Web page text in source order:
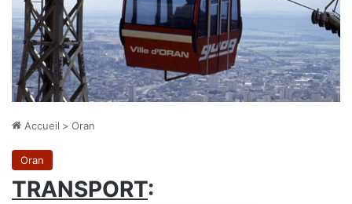
Accueil > Oran
Oran
TRANSPORT: